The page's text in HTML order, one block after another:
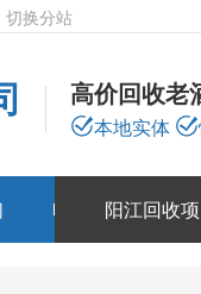
切换分站
高价回收老
本地实体
阳江回收